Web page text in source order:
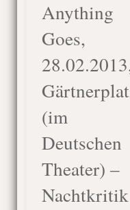
Anything
Goes,
(im
Deutschen
Theater) –
Nachtkritik